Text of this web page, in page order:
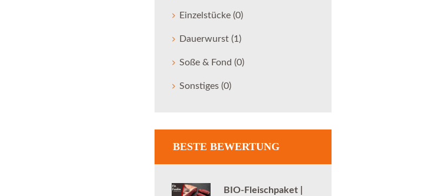
Einzelstücke (0)
Dauerwurst (1)
Soße & Fond (0)
Sonstiges (0)
BESTE BEWERTUNG
BIO-Fleischpaket |